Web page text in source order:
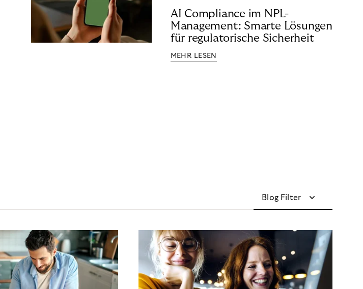
AI Compliance im NPL-
Management: Smarte Lösungen
für regulatorische Sicherheit
MEHR LESEN
Blog Filter